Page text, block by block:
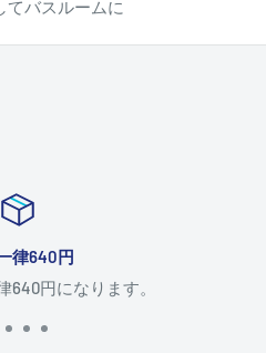
てバスルームに
。